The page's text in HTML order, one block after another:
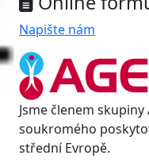
Napište nám
Jsme členem
soukromého
střední Evropě.